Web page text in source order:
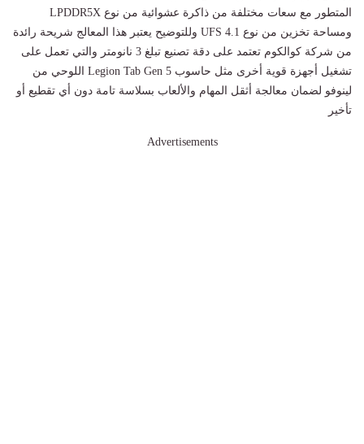
المتطور مع سعات مختلفة من ذاكرة عشوائية من نوع LPDDR5X
ومساحة تخزين من نوع UFS 4.1 وللتوضيح يعتبر هذا المعالج شريحة رائدة
من شركة كوالكوم تعتمد على دقة تصنيع تبلغ 3 نانومتر والتي تعمل على
تشغيل أجهزة قوية أخرى مثل حاسوب Legion Tab Gen 5 اللوحي من
لينوفو لضمان معالجة أثقل المهام والألعاب بسلاسة تامة دون أي تقطيع أو
تأخير
Advertisements